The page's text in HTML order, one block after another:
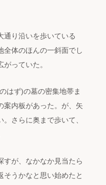
通り沿いを歩いている
全体のほんの一斜面でし
っていた。
はず)の墓の密集地帯ま
案内板があった。が、矢
さらに奥まで歩いて、
すが、なかなか見当たら
そうかなと思い始めたと